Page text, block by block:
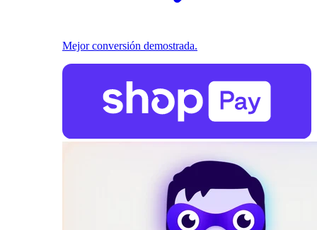
Mejor conversión demostrada.